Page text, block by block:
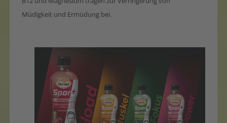
Müdigkeit und Ermüdung bei.